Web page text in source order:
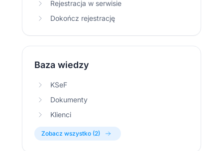
Rejestracja w serwisie
Dokończ rejestrację
Baza wiedzy
KSeF
Dokumenty
Klienci
Zobacz wszystko (2)